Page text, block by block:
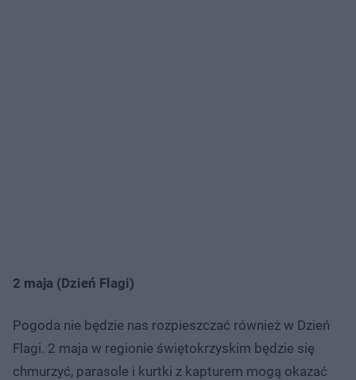
2 maja (Dzień Flagi)
Pogoda nie będzie nas rozpieszczać również w Dzień
Flagi. 2 maja w regionie świętokrzyskim będzie się
chmurzyć, parasole i kurtki z kapturem mogą okazać